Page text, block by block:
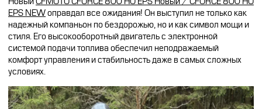
EPS NEWоправдал все ожидания! Он выступил не только как
надежный компаньон по бездорожью, но и как символ мощи и
стиля. Его высокооборотный двигатель с электронной
системой подачи топлива обеспечил неподражаемый
комфорт управления и стабильность даже в самых сложных
условиях.